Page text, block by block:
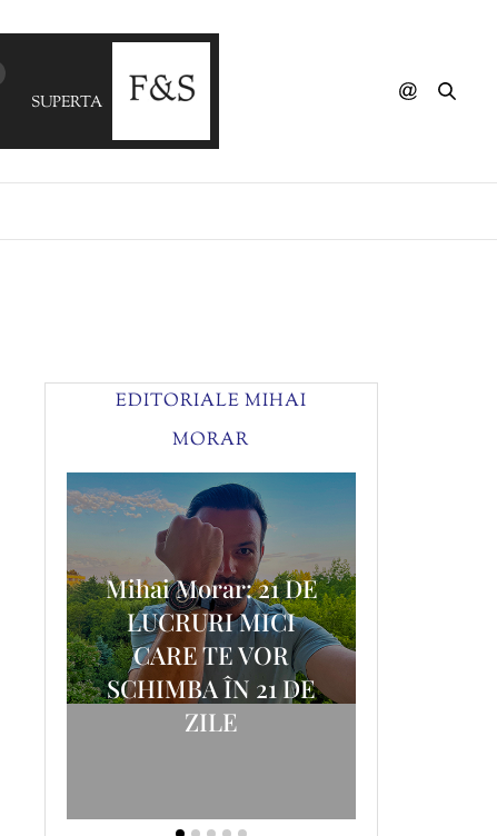
SUPERTASTE - Can't Get You Out Of My Head
EDITORIALE MIHAI
MORAR
Mihai Morar: 21 DE
LUCRURI MICI
CARE TE VOR
SCHIMBA ÎN 21 DE
ZILE